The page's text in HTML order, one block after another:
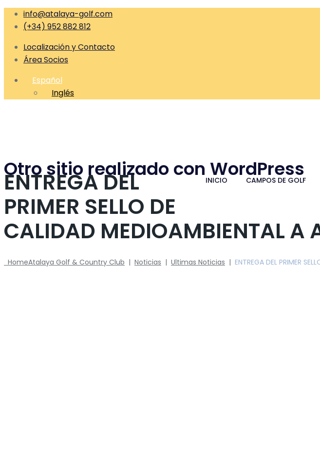
info@atalaya-golf.com
(+34) 952 882 812
Localización y Contacto
Área Socios
Español
Inglés
Otro sitio realizado con WordPress
INICIO CAMPOS DE GOLF
ENTREGA DEL
PRIMER SELLO DE
CALIDAD MEDIOAMBIENTAL A
HomeAtalaya Golf & Country Club | Noticias | Ultimas Noticias | ENTREGA DEL PRIMER